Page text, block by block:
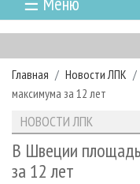
ГЛАВНАЯ
РУБРИКИ И ТЕМЫ
РУБРИКИ ЖУРНАЛА
ЛЕСОЗАГОТОВКА
ЛЕСОПИЛЕНИЕ
НОВОСТИ
НОВОСТИ ЛПК
НОВОСТИ ЖУРНАЛА
ПРОЕКТЫ ЛПИ
АНАЛИТИКА
ПРЕДПРИЯТИЯ ЛПК
АРХИВ
АРХИВ ЖУРНАЛОВ
О ЖУРНАЛЕ
Главная Новости ЛПК
максимума за 12 лет
НОВОСТИ ЛПК
В Швеции
за 12 лет